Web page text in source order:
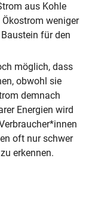
aus Kohle
weniger
für den
möglich, dass
obwohl sie
demnach
Energien wird
oft nur schwer
erkennen.